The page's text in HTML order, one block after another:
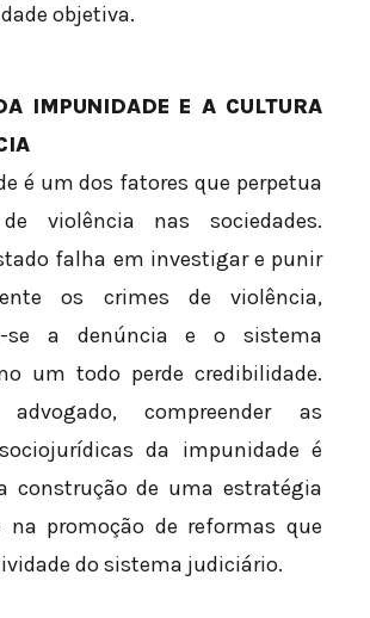
objetiva.
IMPUNIDADE E A CULTURA
é um dos fatores que perpetua
violência nas sociedades.
falha em investigar e punir
os crimes de violência,
se a denúncia e o sistema
um todo perde credibilidade.
compreender as
da impunidade é
construção de uma estratégia
na promoção de reformas que
do sistema judiciário.